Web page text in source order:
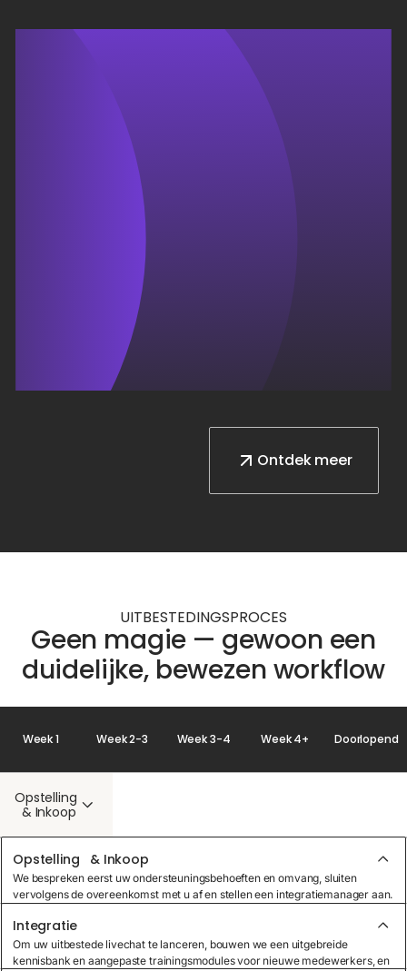
Ontdek meer
UITBESTEDINGSPROCES
Geen magie — gewoon een
duidelijke, bewezen workflow
Week 1 Week 2-3 Week 3-4 Week 4+ Doorlopend
Opstelling
& Inkoop
Opstelling & Inkoop
We bespreken eerst uw ondersteuningsbehoeften en omvang, sluiten
vervolgens de overeenkomst met u af en stellen een integratiemanager aan.
perfecte uitbestede livechatteam samen te stellen.
Integratie
Integratie
Om uw uitbestede livechat te lanceren, bouwen we een uitgebreide
kennisbank en aangepaste trainingsmodules voor nieuwe medewerkers, en
Opleiding